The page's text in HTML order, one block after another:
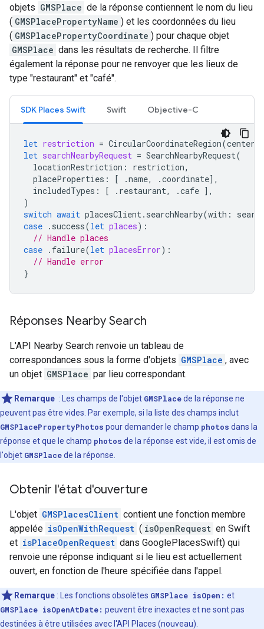
objets GMSPlace de la réponse contiennent le nom du lieu
( GMSPlacePropertyName ) et les coordonnées du lieu
( GMSPlacePropertyCoordinate ) pour chaque objet
GMSPlace dans les résultats de recherche. Il filtre
également la réponse pour ne renvoyer que les lieux de
type "restaurant" et "café".
SDK Places Swift Swift Objective-C
let restriction = CircularCoordinateRegion(center
let searchNearbyRequest = SearchNearbyRequest(
locationRestriction : restriction,
placeProperties : [ .name, .coordinate],
includedTypes : [ . restaurant, .cafe ],
)
switch await placesClient. searchNearby(with :
case . success(let places):
// Handle places
case . failure(let placesError):
// Handle error
}
Réponses Nearby Search
L'API Nearby Search renvoie un tableau de
correspondances sous la forme d'objets GMSPlace , avec
un objet GMSPlace par lieu correspondant.
Remarque : Les champs de l'objet GMSPlacede la réponse ne
peuvent pas être vides. Par exemple, si la liste des champs inclut
GMSPlacePropertyPhotos pour demander le champ photos dans la
réponse et que le champ photos de la réponse est vide, il est omis de
l'objet GMSPlacede la réponse.
Obtenir l'état d'ouverture
L'objet GMSPlacesClient contient une fonction membre
appelée isOpenWithRequest ( isOpenRequest en Swift
et isPlaceOpenRequest dans GooglePlacesSwift) qui
renvoie une réponse indiquant si le lieu est actuellement
ouvert, en fonction de l'heure spécifiée dans l'appel.
Remarque : Les fonctions obsolètes GMSPlace isOpen: et
GMSPlace isOpenAtDate: peuvent être inexactes et ne sont pas
destinées à être utilisées avec l'API Places (nouveau).